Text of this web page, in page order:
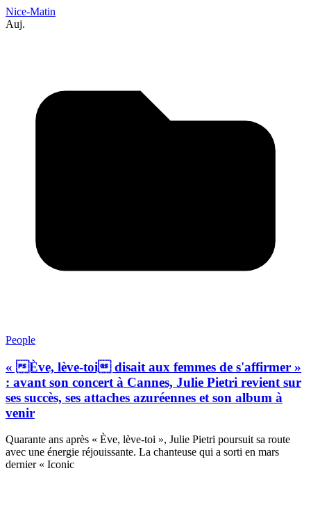
Nice-Matin
Auj.
People
« Ève, lève-toi disait aux femmes de s'affirmer »
: avant son concert à Cannes, Julie Pietri revient sur
ses succès, ses attaches azuréennes et son album à
venir
Quarante ans après « Ève, lève-toi », Julie Pietri poursuit sa route
avec une énergie réjouissante. La chanteuse qui a sorti en mars
dernier « Iconic